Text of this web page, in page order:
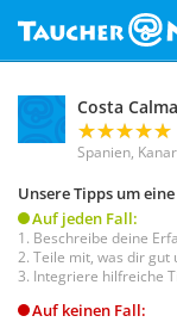
Costa
Spanien,
Unsere Tipps um
Auf jeden Fall:
Beschreibe deine
Teile mit, was dir gut
Integriere hilfreiche
Auf keinen Fall: